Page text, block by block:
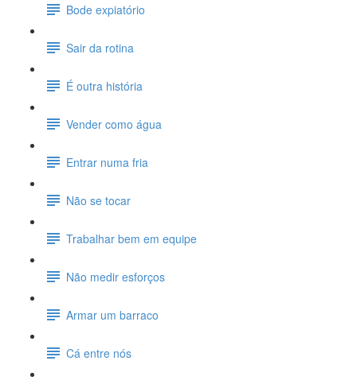
Bode expiatório
Sair da rotina
É outra história
Vender como água
Entrar numa fria
Não se tocar
Trabalhar bem em equipe
Não medir esforços
Armar um barraco
Cá entre nós